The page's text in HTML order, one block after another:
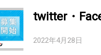
twitter・
2022年4月28日